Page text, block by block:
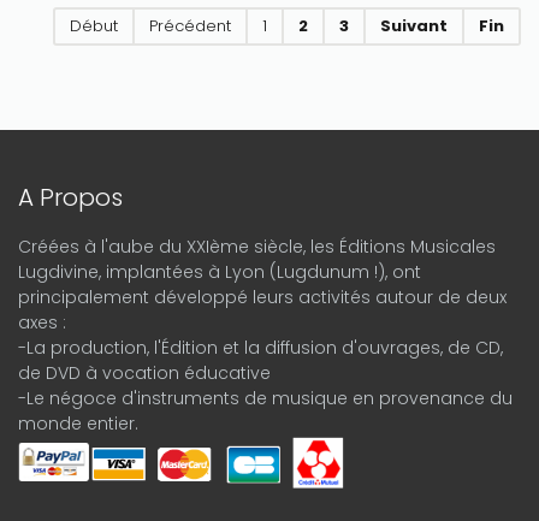
Début Précédent 1 2 3 Suivant Fin
A Propos
Créées à l'aube du XXIème siècle, les Éditions Musicales
Lugdivine, implantées à Lyon (Lugdunum !), ont
principalement développé leurs activités autour de deux
axes :
-La production, l'Édition et la diffusion d'ouvrages, de CD,
de DVD à vocation éducative
-Le négoce d'instruments de musique en provenance du
monde entier.